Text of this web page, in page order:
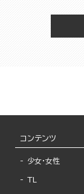
コンテンツ
少女・女性
TL